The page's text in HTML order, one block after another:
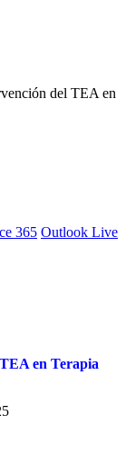
365 Outlook Live
en Terapia